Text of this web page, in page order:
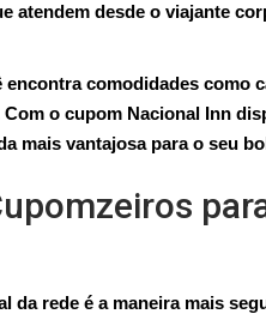
atendem desde o viajante
comodidades como
o cupom Nacional Inn
mais vantajosa para o seu
da rede é a maneira mais